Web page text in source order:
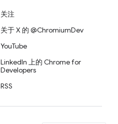
关注
关于 X 的 @ChromiumDev
YouTube
LinkedIn 上的 Chrome for
Developers
RSS